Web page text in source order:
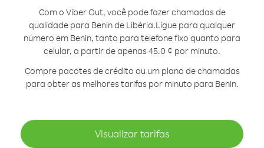
Com o Viber Out, você pode fazer chamadas de
qualidade para Benin de Libéria.Ligue para qualquer
número em Benin, tanto para telefone fixo quanto para
celular, a partir de apenas 45.0 ¢ por minuto.
Compre pacotes de crédito ou um plano de chamadas
para obter as melhores tarifas por minuto para Benin.
Visualizar tarifas